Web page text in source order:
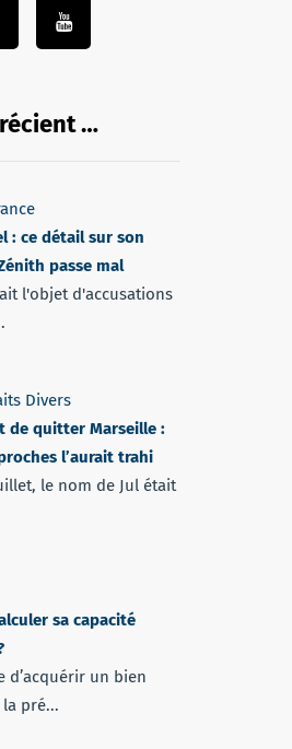
…
: ce détail sur son
passe mal
l'objet d'accusations
Divers
de quitter Marseille :
l’aurait trahi
le nom de Jul était
sa capacité
d’acquérir un bien
pré...